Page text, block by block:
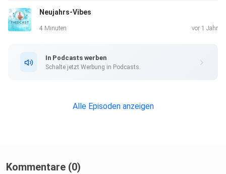
eine Bauernregel, die euch garantiert zum
Schmunzeln bringt.
Also, seid dabei und lasst uns gemeinsam abtauchen in die
Neujahrs-Vibes
4 Minuten vor 1 Jahr
In Podcasts werben
Schalte jetzt Werbung in Podcasts.
Alle Episoden anzeigen
Kommentare (0)